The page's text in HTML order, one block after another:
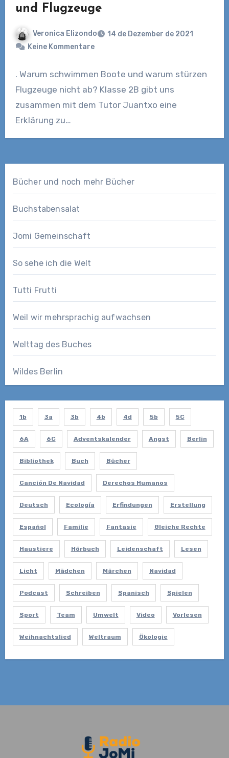
und Flugzeuge
Veronica Elizondo
14 de Dezember de 2021
Keine Kommentare
. Warum schwimmen Boote und warum stürzen
Flugzeuge nicht ab? Klasse 2B gibt uns
zusammen mit dem Tutor Juantxo eine
Erklärung zu…
Bücher und noch mehr Bücher
Buchstabensalat
Jomi Gemeinschaft
So sehe ich die Welt
Tutti Frutti
Weil wir mehrsprachig aufwachsen
Welttag des Buches
Wildes Berlin
1b 3a 3b 4b 4d 5b 5C
6A 6C Adventskalender Angst Berlin
Bibliothek Buch Bücher
Canción De Navidad Derechos Humanos
Deutsch Ecología Erfindungen Erstellung
Español Familie Fantasie Gleiche Rechte
Haustiere Hörbuch Leidenschaft Lesen
Licht Mädchen Märchen Navidad
Podcast Schreiben Spanisch Spielen
Sport Team Umwelt Video Vorlesen
Weihnachtslied Weltraum Ökologie